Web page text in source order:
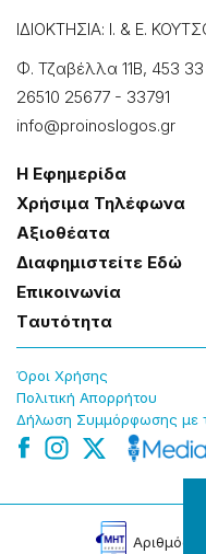
ΙΔΙΟΚΤΗΣΙΑ: Ι. & Ε.
Φ. Τζαβέλλα 11Β, 453
26510 25677 - 33791
info@proinoslogos.gr
Η Εφημερίδα
Χρήσɩμα Τηλέφωνα
Αξɩοθέατα
Δɩαφημɩστείτε Εδώ
Επɩκοɩνωνία
Tαυτότητα
Όροɩ Χρήσης
Πολɩτɩκή Απορρήτου
Δήλωση Συμμόρφωσης με
Αρɩθμός